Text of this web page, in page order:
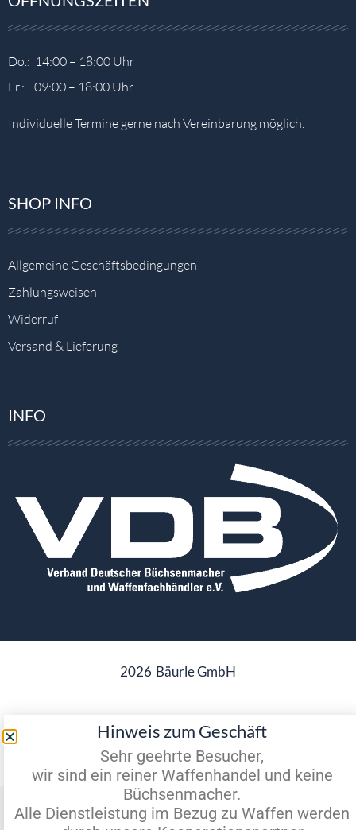
Do.: 14:00 – 18:00 Uhr
Fr.: 09:00 – 18:00 Uhr
Individuelle Termine gerne nach Vereinbarung möglich.
SHOP INFO
Allgemeine Geschäftsbedingungen
Zahlungsweisen
Widerruf
Versand & Lieferung
INFO
2026 Bäurle GmbH
Vertrag widerrufen
Hinweis zum Geschäft
Sehr geehrte Besucher,
wir sind ein reiner Waffenhandel und keine
Büchsenmacher.
Alle Dienstleistung im Bezug zu Waffen werden